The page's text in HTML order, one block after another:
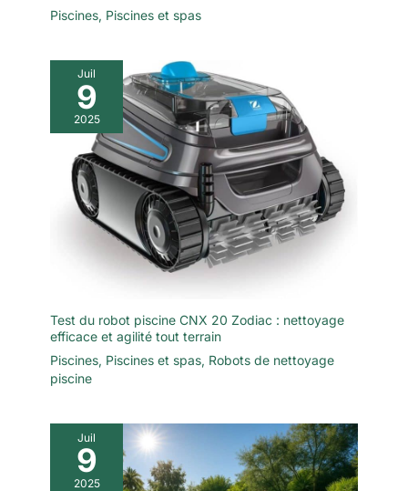
Piscines, Piscines et spas
Juil
9
2025
Test du robot piscine CNX 20 Zodiac : nettoyage
efficace et agilité tout terrain
Piscines, Piscines et spas, Robots de nettoyage
piscine
Juil
9
2025